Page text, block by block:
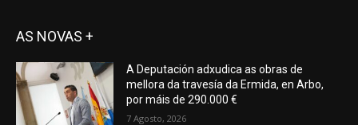
AS NOVAS +
A Deputación adxudica as obras de
mellora da travesía da Ermida, en Arbo,
por máis de 290.000 €
7 Agosto, 2026